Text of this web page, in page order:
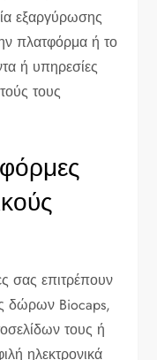
εξαργύρωσης
πλατφόρμα ή το
ή υπηρεσίες
τους
σας επιτρέπουν
δώρων Biocaps,
τους ή
ηλεκτρονικά